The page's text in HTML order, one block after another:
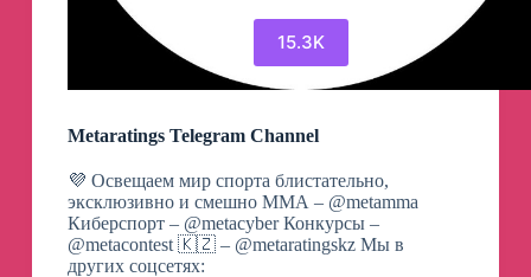
15.3K
Metaratings Telegram Channel
💜 Освещаем мир спорта блистательно,
эксклюзивно и смешно ММА – @metamma
Киберспорт – @metacyber Конкурсы –
@metacontest 🇰🇿 – @metaratingskz Мы в
других соцсетях: